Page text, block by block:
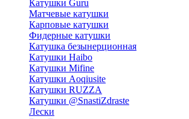
Катушки Guru
Матчевые катушки
Карповые катушки
Фидерные катушки
Катушка безынерционная
Катушки Haibo
Катушки Mifine
Катушки Aoqiusite
Катушки RUZZA
Катушки @SnastiZdraste
Лески